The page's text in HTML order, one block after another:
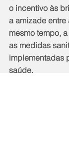
o incentivo às
a amizade
mesmo tempo,
as medidas
implementadas
saúde.